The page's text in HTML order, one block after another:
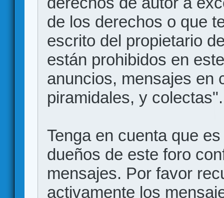
de los derechos o que
escrito del propietario
están prohibidos en
anuncios, mensajes en
piramidales, y colectas".
Tenga en cuenta que
dueños de este foro
mensajes. Por favor
activamente los